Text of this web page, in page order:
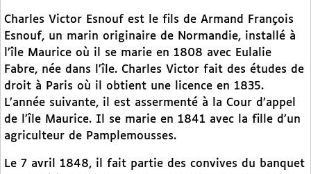
Charles Victor Esnouf est le fils de Armand François
Esnouf, un marin originaire de Normandie, installé à
l’île Maurice où il se marie en 1808 avec Eulalie
Fabre, née dans l’île. Charles Victor fait des études de
droit à Paris où il obtient une licence en 1835.
L’année suivante, il est assermenté à la Cour d’appel
de l’île Maurice. Il se marie en 1841 avec la fille d’un
agriculteur de Pamplemousses.
Le 7 avril 1848, il fait partie des convives du banquet